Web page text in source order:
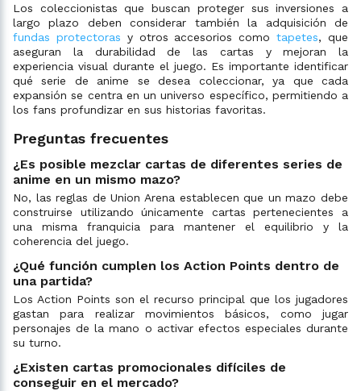
Los coleccionistas que buscan proteger sus inversiones a
largo plazo deben considerar también la adquisición de
fundas protectoras y otros accesorios comotapetes, que
aseguran la durabilidad de las cartas y mejoran la
experiencia visual durante el juego. Es importante identificar
qué serie de anime se desea coleccionar, ya que cada
expansión se centra en un universo específico, permitiendo a
los fans profundizar en sus historias favoritas.
Preguntas frecuentes
¿Es posible mezclar cartas de diferentes series de
anime en un mismo mazo?
No, las reglas de Union Arena establecen que un mazo debe
construirse utilizando únicamente cartas pertenecientes a
una misma franquicia para mantener el equilibrio y la
coherencia del juego.
¿Qué función cumplen los Action Points dentro de
una partida?
Los Action Points son el recurso principal que los jugadores
gastan para realizar movimientos básicos, como jugar
personajes de la mano o activar efectos especiales durante
su turno.
¿Existen cartas promocionales difíciles de
conseguir en el mercado?